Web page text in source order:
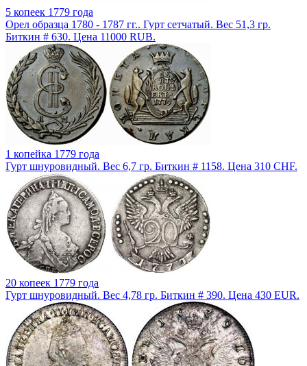
5 копеек 1779 года
Орел образца 1780 - 1787 гг.. Гурт сетчатый. Вес 51,3 гр.
Биткин # 630. Цена 11000 RUB.
1 копейка 1779 года
Гурт шнуровидный. Вес 6,7 гр. Биткин # 1158. Цена 310 CHF.
20 копеек 1779 года
Гурт шнуровидный. Вес 4,78 гр. Биткин # 390. Цена 430 EUR.